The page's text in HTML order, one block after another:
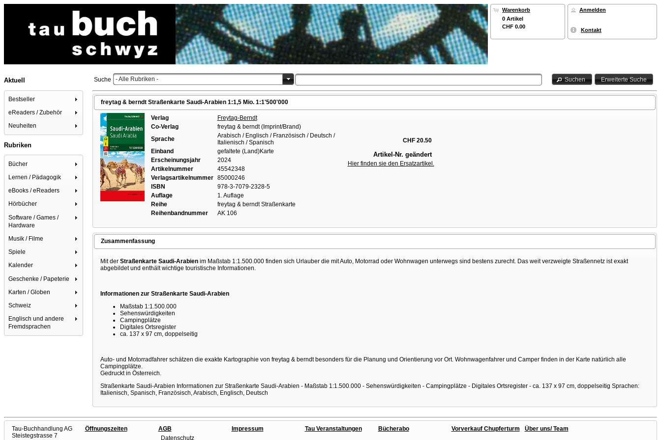
Warenkorb
0 Artikel
CHF 0.00
Anmelden
Kontakt
Aktuell
Bestseller
eReaders / Zubehör
Neuheiten
Rubriken
Bücher
Lernen / Pädagogik
eBooks / eReaders
Hörbücher
Software / Games /
Hardware
Musik / Filme
Spiele
Kalender
Geschenke / Papeterie
Karten / Globen
Schweiz
Englisch und andere
Fremdsprachen
Suche - Alle Rubriken - Suchen Erweiterte Suche
freytag & berndt Straßenkarte Saudi-Arabien 1:1,5 Mio. 1:1'500'000
Verlag
Freytag-Berndt
Co-Verlag
freytag & berndt (Imprint/Brand)
Sprache
Arabisch / Englisch / Französisch / Deutsch /
Italienisch / Spanisch
Einband
gefaltete (Land)Karte
Erscheinungsjahr
2024
Artikelnummer
45542348
Verlagsartikelnummer
85000246
ISBN
978-3-7079-2328-5
Auflage
1. Auflage
Reihe
freytag & berndt Straßenkarte
Reihenbandnummer
AK 106
CHF 20.50
Artikel-Nr. geändert
Hier finden sie den Ersatzartikel.
Zusammenfassung
Mit der Straßenkarte Saudi-Arabienim Maßstab 1:1.500.000 finden sich Urlauber die mit Auto, Motorrad oder Wohnwagen unterwegs sind bestens zurecht. Das weit verzweigte Straßennetz ist exakt
abgebildet und enthält wichtige touristische Informationen.
Informationen zur Straßenkarte Saudi-Arabien
Maßstab 1:1.500.000
Sehenswürdigkeiten
Campingplätze
Digitales Ortsregister
ca. 137 x 97 cm, doppelseitig
Auto- und Motorradfahrer schätzen die exakte Kartographie von freytag & berndt besonders für die Planung und Orientierung vor Ort. Wohnwagenfahrer und Camper finden in der Karte natürlich alle
Campingplätze.
Gedruckt in Österreich.
Straßenkarte Saudi-Arabien Informationen zur Straßenkarte Saudi-Arabien - Maßstab 1:1.500.000 - Sehenswürdigkeiten - Campingplätze - Digitales Ortsregister - ca. 137 x 97 cm, doppelseitig Sprachen:
Italienisch, Spanisch, Französisch, Arabisch, Englisch, Deutsch
Tau-Buchhandlung AG
Steistegstrasse 7
Öffnungszeiten
AGB
Datenschutz
Impressum Tau Veranstaltungen Bücherabo Vorverkauf Chupferturm Über uns/ Team